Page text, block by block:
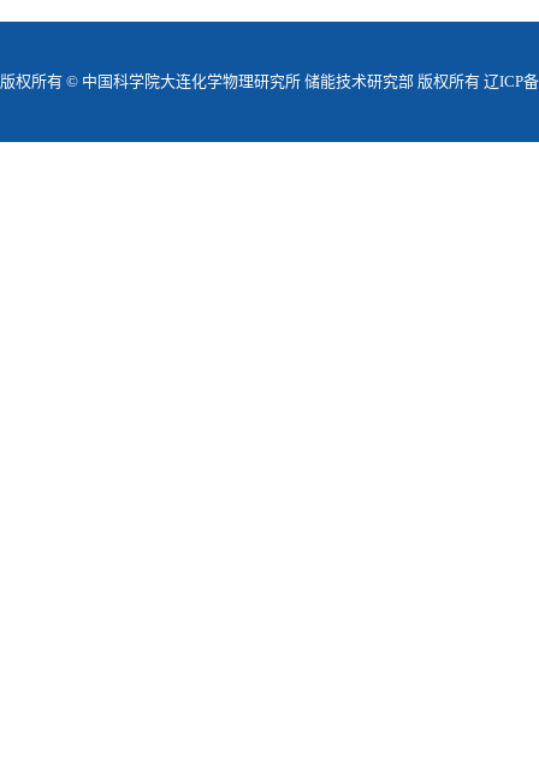
版权所有 © 中国科学院大连化学物理研究所 储能技术研究部 版权所有 辽ICP